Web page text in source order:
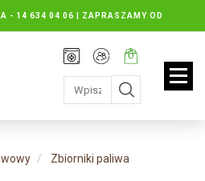
- 14 634 04 06 | ZAPRASZAMY OD
DO 16.30, SOBOTY: 8.30 DO 13.00
Rejestracja
Moje
konto
Twój
koszyk:
jest
pusty
Zbiorniki paliwa